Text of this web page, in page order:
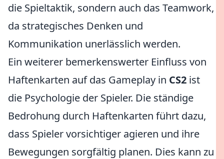
die Spieltaktik, sondern auch das Teamwork,
da strategisches Denken und
Kommunikation unerlässlich werden.
Ein weiterer bemerkenswerter Einfluss von
Haftenkarten auf das Gameplay in CS2 ist
die Psychologie der Spieler. Die ständige
Bedrohung durch Haftenkarten führt dazu,
dass Spieler vorsichtiger agieren und ihre
Bewegungen sorgfältig planen. Dies kann zu